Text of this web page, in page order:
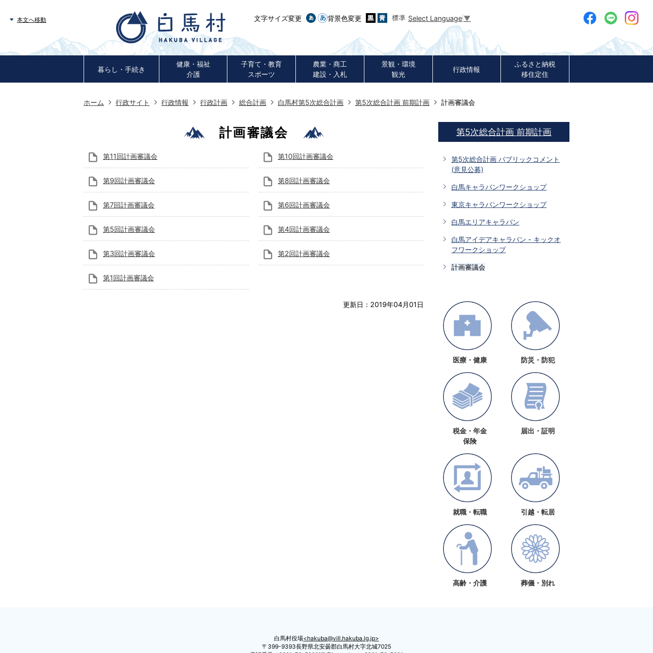
本文へ移動 文字サイズ変更 背景色変更 Select Language ▼
暮らし・手続き
健康・福祉
介護
子育て・教育
スポーツ
農業・商工
建設・入札
景観・環境
観光
行政情報
ふるさと納税
移住定住
ホーム 行政サイト 行政情報 行政計画 総合計画 白馬村第5次総合計画 第5次総合計画 前期計画 計画審議会
計画審議会
第11回計画審議会 第10回計画審議会
第9回計画審議会 第8回計画審議会
第7回計画審議会 第6回計画審議会
第5回計画審議会 第4回計画審議会
第3回計画審議会 第2回計画審議会
第1回計画審議会
更新日：2019年04月01日
第5次総合計画 前期計画
第5次総合計画 パブリックコメント
(意見公募)
白馬キャラバンワークショップ
東京キャラバンワークショップ
白馬エリアキャラバン
白馬アイデアキャラバン - キックオ
フワークショップ
計画審議会
医療・健康 防災・防犯
税金・年金
保険
届出・証明
就職・転職 引越・転居
高齢・介護 葬儀・別れ
白馬村役場 hakuba@vill.hakuba.lg.jp
〒399-9393長野県北安曇郡白馬村大字北城7025